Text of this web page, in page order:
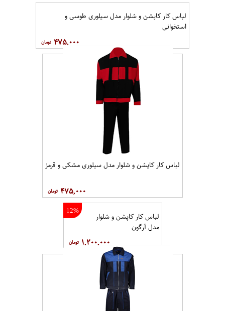
لباس کار کاپشن و شلوار مدل سيلوری طوسی و
استخوانی
۴۷۵,۰۰۰
لباس کار کاپشن و شلوار مدل سیلوری مشکی و قرمز
۴۷۵,۰۰۰
12%
لباس کار کاپشن و شلوار
مدل آرگون
۱,۲۰۰,۰۰۰